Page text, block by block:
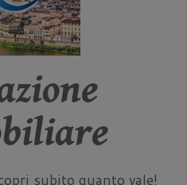
subito quanto vale!